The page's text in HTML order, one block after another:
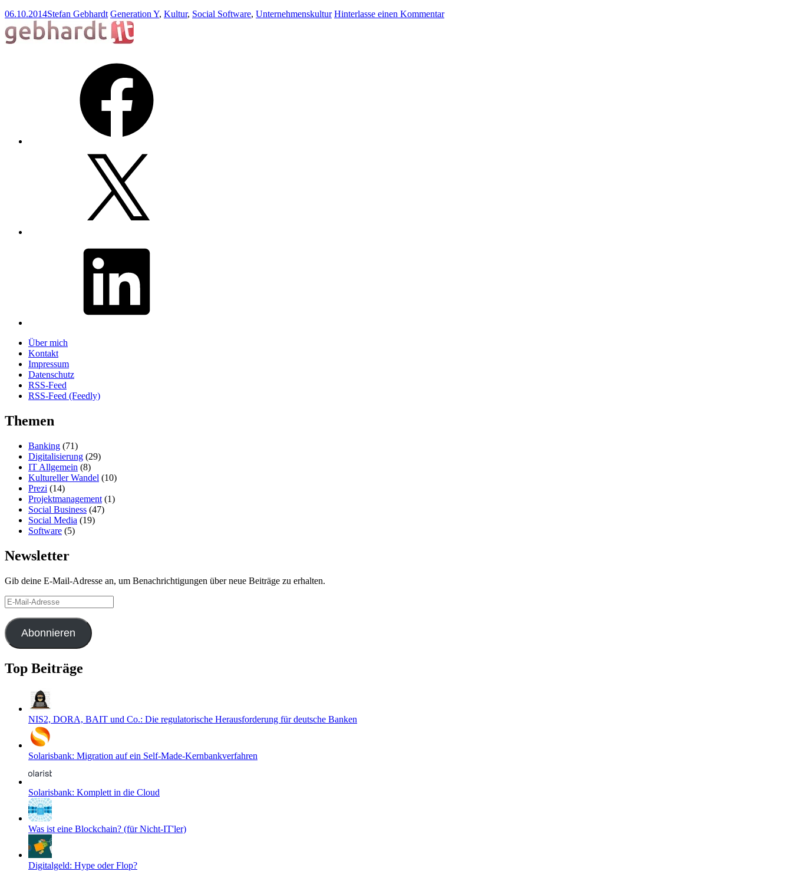
06.10.2014Stefan Gebhardt Generation Y, Kultur, Social Software, Unternehmenskultur Hinterlasse einen Kommentar
Über mich
Kontakt
Impressum
Datenschutz
RSS-Feed
RSS-Feed (Feedly)
Themen
Banking (71)
Digitalisierung (29)
IT Allgemein (8)
Kultureller Wandel (10)
Prezi (14)
Projektmanagement (1)
Social Business (47)
Social Media (19)
Software (5)
Newsletter
Gib deine E-Mail-Adresse an, um Benachrichtigungen über neue Beiträge zu erhalten.
E-
Mail-
Adresse
Abonnieren
Top Beiträge
NIS2, DORA, BAIT und Co.: Die regulatorische Herausforderung für deutsche Banken
Solarisbank: Migration auf ein Self-Made-Kernbankverfahren
Solarisbank: Komplett in die Cloud
Was ist eine Blockchain? (für Nicht-IT'ler)
Digitalgeld: Hype oder Flop?